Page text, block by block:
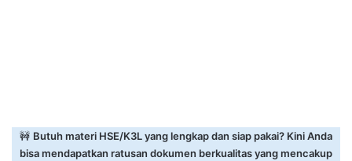
🚧 Butuh materi HSE/K3L yang lengkap dan siap pakai? Kini Anda
bisa mendapatkan ratusan dokumen berkualitas yang mencakup